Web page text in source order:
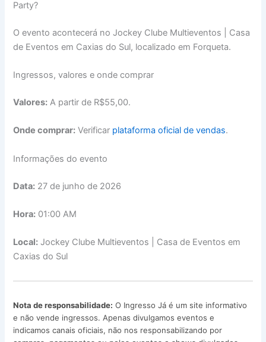
Party?
O evento acontecerá no Jockey Clube Multieventos | Casa
de Eventos em Caxias do Sul, localizado em Forqueta.
Ingressos, valores e onde comprar
Valores: A partir de R$55,00.
Onde comprar: Verificar plataforma oficial de vendas.
Informações do evento
Data: 27 de junho de 2026
Hora: 01:00 AM
Local: Jockey Clube Multieventos | Casa de Eventos em
Caxias do Sul
Nota de responsabilidade: O Ingresso Já é um site informativo
e não vende ingressos. Apenas divulgamos eventos e
indicamos canais oficiais, não nos responsabilizando por